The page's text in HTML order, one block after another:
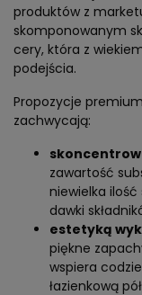
produktów z
skomponowanym
cery, która z
podejścia.
Propozycje
zachwycają:
zawartość
niewielka
dawki
estetyką
piękne
wspiera
łazienkową